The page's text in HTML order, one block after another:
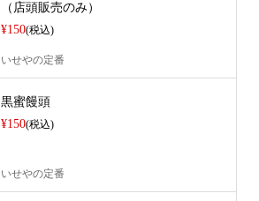
（店頭販売のみ）
¥150(税込)
いせやの定番
黒蜜饅頭
¥150(税込)
いせやの定番